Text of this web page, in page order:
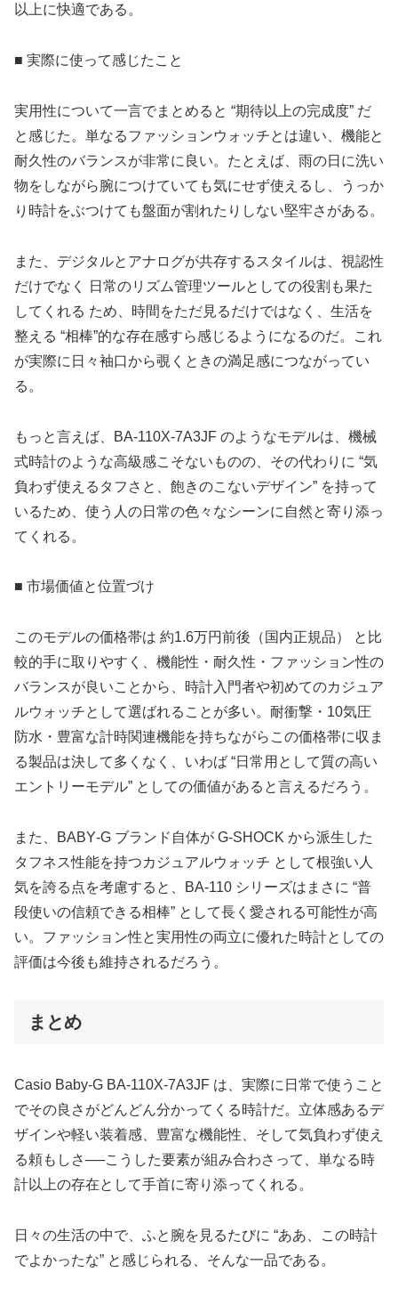
以上に快適である。
■ 実際に使って感じたこと
実用性について一言でまとめると “期待以上の完成度” だ
と感じた。単なるファッションウォッチとは違い、機能と
耐久性のバランスが非常に良い。たとえば、雨の日に洗い
物をしながら腕につけていても気にせず使えるし、うっか
り時計をぶつけても盤面が割れたりしない堅牢さがある。
また、デジタルとアナログが共存するスタイルは、視認性
だけでなく 日常のリズム管理ツールとしての役割も果た
してくれる ため、時間をただ見るだけではなく、生活を
整える “相棒”的な存在感すら感じるようになるのだ。これ
が実際に日々袖口から覗くときの満足感につながってい
る。
もっと言えば、BA‑110X‑7A3JF のようなモデルは、機械
式時計のような高級感こそないものの、その代わりに “気
負わず使えるタフさと、飽きのこないデザイン” を持って
いるため、使う人の日常の色々なシーンに自然と寄り添っ
てくれる。
■ 市場価値と位置づけ
このモデルの価格帯は 約1.6万円前後（国内正規品） と比
較的手に取りやすく、機能性・耐久性・ファッション性の
バランスが良いことから、時計入門者や初めてのカジュア
ルウォッチとして選ばれることが多い。耐衝撃・10気圧
防水・豊富な計時関連機能を持ちながらこの価格帯に収ま
る製品は決して多くなく、いわば “日常用として質の高い
エントリーモデル” としての価値があると言えるだろう。
また、BABY‑G ブランド自体が G‑SHOCK から派生した
タフネス性能を持つカジュアルウォッチ として根強い人
気を誇る点を考慮すると、BA‑110 シリーズはまさに “普
段使いの信頼できる相棒” として長く愛される可能性が高
い。ファッション性と実用性の両立に優れた時計としての
評価は今後も維持されるだろう。
まとめ
Casio Baby‑G BA‑110X‑7A3JF は、実際に日常で使うこと
でその良さがどんどん分かってくる時計だ。立体感あるデ
ザインや軽い装着感、豊富な機能性、そして気負わず使え
る頼もしさ──こうした要素が組み合わさって、単なる時
計以上の存在として手首に寄り添ってくれる。
日々の生活の中で、ふと腕を見るたびに “ああ、この時計
でよかったな” と感じられる、そんな一品である。